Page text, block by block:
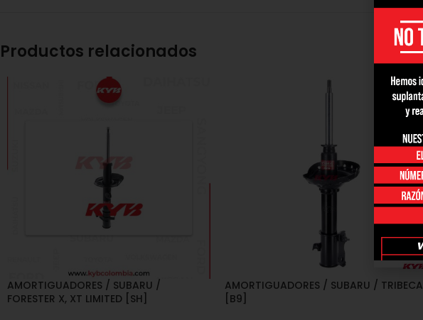
Productos relacionados
AMORTIGUADORES / SUBARU /
FORESTER X, XT LIMITED [SH]
AMORTIGUADORES / SUBARU / TRIBECA
[B9]